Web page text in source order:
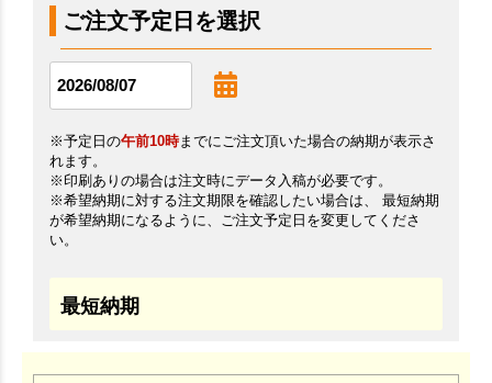
ご注文予定日を選択
※予定日の午前10時までにご注文頂いた場合の納期が表示さ
れます。
※印刷ありの場合は注文時にデータ入稿が必要です。
※希望納期に対する注文期限を確認したい場合は、 最短納期
が希望納期になるように、ご注文予定日を変更してくださ
い。
最短納期